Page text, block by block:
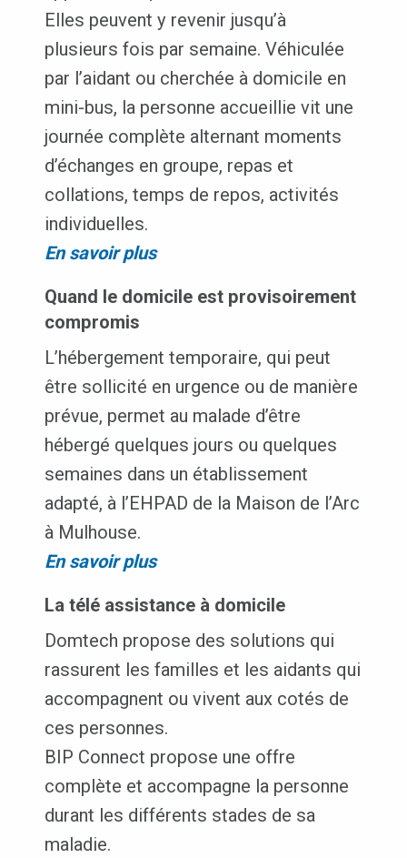
Elles peuvent y revenir jusqu’à
plusieurs fois par semaine. Véhiculée
par l’aidant ou cherchée à domicile en
mini-bus, la personne accueillie vit une
journée complète alternant moments
d’échanges en groupe, repas et
collations, temps de repos, activités
individuelles.
En savoir plus
Quand le domicile est provisoirement
compromis
L’hébergement temporaire, qui peut
être sollicité en urgence ou de manière
prévue, permet au malade d’être
hébergé quelques jours ou quelques
semaines dans un établissement
adapté, à l’EHPAD de la Maison de l’Arc
à Mulhouse.
En savoir plus
La télé assistance à domicile
Domtech propose des solutions qui
rassurent les familles et les aidants qui
accompagnent ou vivent aux cotés de
ces personnes.
BIP Connect propose une offre
complète et accompagne la personne
durant les différents stades de sa
maladie.